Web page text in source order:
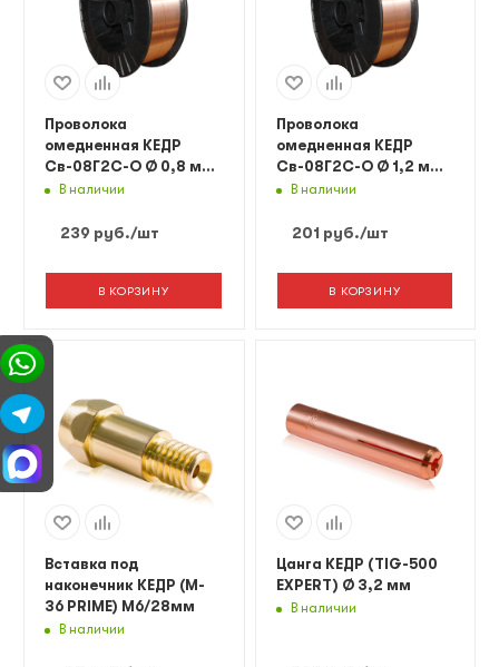
Проволока
омедненная КЕДР
Св-08Г2С-О Ø 0,8 мм
(пластик кат. 15 кг)
В наличии
239 руб./шт
В КОРЗИНУ
Проволока
омедненная КЕДР
Св-08Г2С-О Ø 1,2 мм
(пластик кат. 15 кг)
В наличии
201 руб./шт
В КОРЗИНУ
Вставка под
наконечник КЕДР (M-
36 PRIME) M6/28мм
В наличии
Цанга КЕДР (TIG-500
EXPERT) Ø 3,2 мм
В наличии